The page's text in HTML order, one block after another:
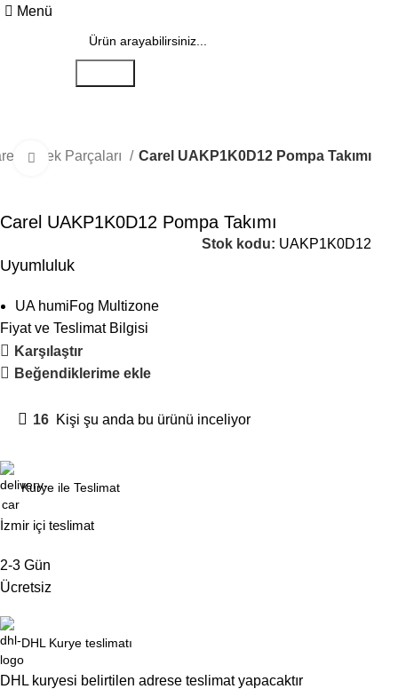
Menü
Yedek Parçaları Carel UAKP1K0D12 Pompa Takımı
Büyütmek için tıklayın
Carel UAKP1K0D12 Pompa Takımı
Stok kodu: UAKP1K0D12
Uyumluluk
UA humiFog Multizone
Fiyat ve Teslimat Bilgisi
Karşılaştır
Beğendiklerime ekle
16 Kişi şu anda bu ürünü inceliyor
Kurye ile Teslimat
İzmir içi teslimat
2-3 Gün
Ücretsiz
DHL Kurye teslimatı
DHL kuryesi belirtilen adrese teslimat yapacaktır